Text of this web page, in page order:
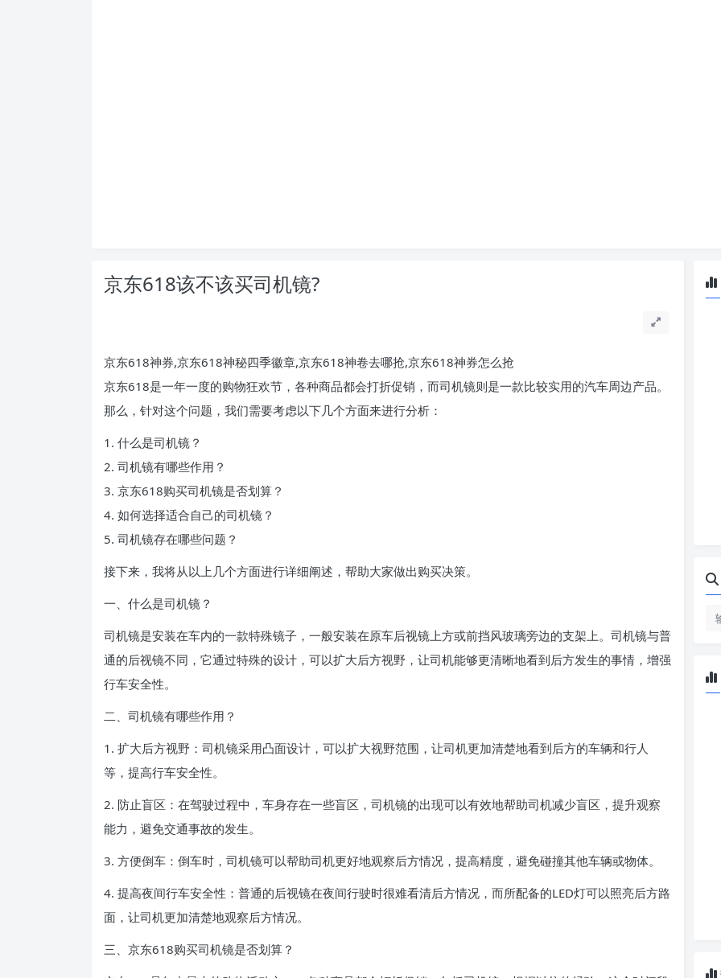
京东618该不该买司机镜?
京东618神券,京东618神秘四季徽章,京东618神卷去哪抢,京东618神券怎么抢
京东618是一年一度的购物狂欢节，各种商品都会打折促销，而司机镜则是一款比较实用的汽车周边产品。
那么，针对这个问题，我们需要考虑以下几个方面来进行分析：
1. 什么是司机镜？
2. 司机镜有哪些作用？
3. 京东618购买司机镜是否划算？
4. 如何选择适合自己的司机镜？
5. 司机镜存在哪些问题？
接下来，我将从以上几个方面进行详细阐述，帮助大家做出购买决策。
一、什么是司机镜？
司机镜是安装在车内的一款特殊镜子，一般安装在原车后视镜上方或前挡风玻璃旁边的支架上。司机镜与普
通的后视镜不同，它通过特殊的设计，可以扩大后方视野，让司机能够更清晰地看到后方发生的事情，增强
行车安全性。
二、司机镜有哪些作用？
1. 扩大后方视野：司机镜采用凸面设计，可以扩大视野范围，让司机更加清楚地看到后方的车辆和行人
等，提高行车安全性。
2. 防止盲区：在驾驶过程中，车身存在一些盲区，司机镜的出现可以有效地帮助司机减少盲区，提升观察
能力，避免交通事故的发生。
3. 方便倒车：倒车时，司机镜可以帮助司机更好地观察后方情况，提高精度，避免碰撞其他车辆或物体。
4. 提高夜间行车安全性：普通的后视镜在夜间行驶时很难看清后方情况，而所配备的LED灯可以照亮后方路
面，让司机更加清楚地观察后方情况。
三、京东618购买司机镜是否划算？